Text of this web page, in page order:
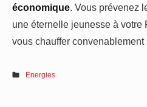
économique. Vous prévenez
une éternelle jeunesse à votre
vous chauffer convenablement
Energies